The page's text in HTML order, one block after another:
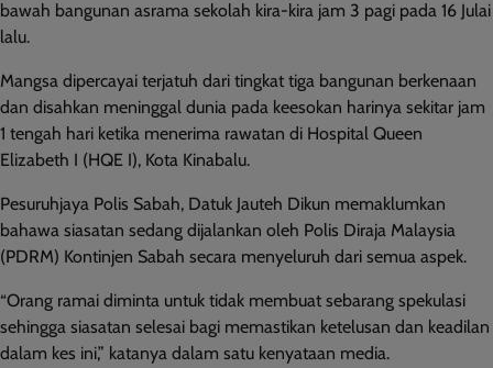
bawah bangunan asrama sekolah kira-kira jam 3 pagi pada 16 Julai
lalu.
Mangsa dipercayai terjatuh dari tingkat tiga bangunan berkenaan
dan disahkan meninggal dunia pada keesokan harinya sekitar jam
1 tengah hari ketika menerima rawatan di Hospital Queen
Elizabeth I (HQE I), Kota Kinabalu.
Pesuruhjaya Polis Sabah, Datuk Jauteh Dikun memaklumkan
bahawa siasatan sedang dijalankan oleh Polis Diraja Malaysia
(PDRM) Kontinjen Sabah secara menyeluruh dari semua aspek.
“Orang ramai diminta untuk tidak membuat sebarang spekulasi
sehingga siasatan selesai bagi memastikan ketelusan dan keadilan
dalam kes ini,” katanya dalam satu kenyataan media.